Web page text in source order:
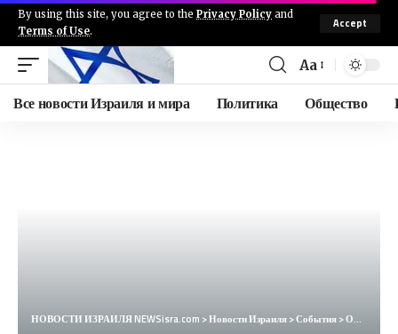
By using this site, you agree to the Privacy Policy and
Terms of Use.
Accept
Aa
Все новости Израиля и мира Политика Общество
НОВОСТИ ИЗРАИЛЯ NEWSisra.com >Новости Израиля>События>Ожидается, что сегодня вечером премьер-министр Нетаньяху сделает заявление для общественности. #инте